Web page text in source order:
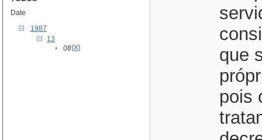
Date
1987
13
•
08 [X]
que
pois